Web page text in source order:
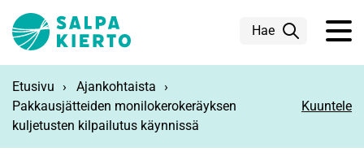
Hae
Etusivu
Ajankohtaista
Pakkausjätteiden monilokerokeräyksen
kuljetusten kilpailutus käynnissä
Kuuntele